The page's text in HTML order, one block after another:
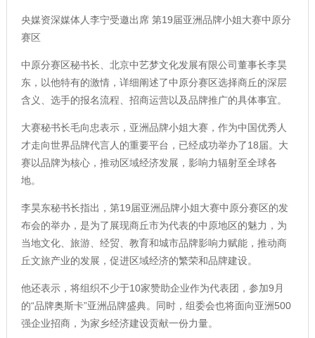
央媒资深媒体人李宁受邀出席 第19届亚洲品牌小姐大赛中原分
赛区
中原分赛区秘书长、北京中艺梦文化发展有限公司董事长李昊
东，以他特有的激情，详细阐述了中原分赛区选择商丘的深层
含义、选手的报名流程、招商运营以及品牌推广的具体事宜。
大赛秘书长毛向忠表示，亚洲品牌小姐大赛，作为中国优秀人
才走向世界品牌代言人的重要平台，已经成功举办了18届。大
赛以品牌为核心，推动区域经济发展，影响力辐射至全球各
地。
李昊东秘书长指出，第19届亚洲品牌小姐大赛中原分赛区的发
布会的举办，是为了展现商丘市为代表的中原地区的魅力，为
当地文化、旅游、经贸、教育和城市品牌影响力赋能，推动商
丘文旅产业的发展，促进区域经济的繁荣和品牌建设。
他还表示，将组织不少于10家赞助企业作为代表团，参加9月
的“品牌奥斯卡”亚洲品牌盛典。同时，组委会也将面向亚洲500
强企业招商，为家乡经济建设贡献一份力量。